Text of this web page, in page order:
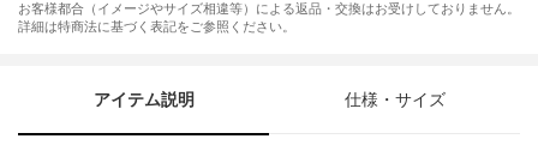
お客様都合（イメージやサイズ相違等）による返品・交換はお受けしておりません。
詳細は特商法に基づく表記をご参照ください。
アイテム説明 仕様・サイズ